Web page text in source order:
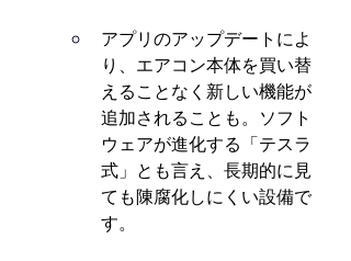
アプリのアップデートによ
り、エアコン本体を買い替
えることなく新しい機能が
追加されることも。ソフト
ウェアが進化する「テスラ
式」とも言え、長期的に見
ても陳腐化しにくい設備で
す。